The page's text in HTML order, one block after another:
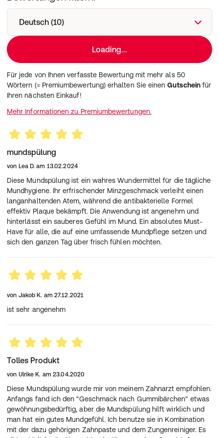
und dem meridol Zahnfleischschutz und Frischer Atem
Zungenreiniger.
und Frischer Atem Mundspülung wurde von Experten
Entzündungen und schlechtem Atem*** zu bekämpfen,
und zwar schnell****. Sie schützt auch vor wiederholtem
Auftreten*.
Zahnfleischschutz Mundspülung bekämpft auch die
Symptome – und bietet 12 Stunden Schutz.
Mundspülung und hat eine wirksame 2-fach Wirkformel,
die sanft ist und eine schnelle antibakterielle
2-FACH WIRKFORMEL: Die 2-fach Wirkformel dieser
Mundspülung enthält Zink und Amine, die
Plaquebakterien, die Hauptursache für
Zahnfleischprobleme und schlechten Atem, bekämpfen
und gleichzeitig die natürliche Widerstandskraft Ihres
Zahnfleisches unterstützen, um es vor dem
Nachwachsen von Plaquebakterien zu schützen.
*Bekämpft Plaquebakterien, bevor Zahnfleischbluten
**Die meridol-Produktfamilie ist eine Empfehlung bei
Zahnärzt:innen im Dez 2019/ Jan 2020, gefragt nach
Marken-Empfehlungen für Mundspülungen im Bereich
***Nach drei Wochen kontinuierlicher Anwendung.
****Bekämpft Plaquebakterien, bevor
Zahnfleischprobleme entstehen, „schnell“ und ""lang
anhaltend"" in Labortests bestätigt.
meridol® SICHERER ATEM sollte in Ergänzung zur
täglichen Mund- und Zahnpflege verwendet werden (2 x
täglich, 15 ml) und ist bereits für Kinder ab 6 Jahren
geeignet, wenn sie das Mundspülen beherrschen.
Inhaltsstoffe nach INCI
Funktion der Inhaltsstoffe
Deutsch (10)
Loading...
Für jede von Ihnen verfasste Bewertung mit mehr als 50
Wörtern (= Premiumbewertung) erhalten Sie einenGutschein für
Ihren nächsten Einkauf!
Mehr Informationen zu Premiumbewertungen.
mundspülung
von Lea D. am 13.02.2024
Diese Mundspülung ist ein wahres Wundermittel für die tägliche
Mundhygiene. Ihr erfrischender Minzgeschmack verleiht einen
langanhaltenden Atem, während die antibakterielle Formel
effektiv Plaque bekämpft. Die Anwendung ist angenehm und
hinterlässt ein sauberes Gefühl im Mund. Ein absolutes Must-
Have für alle, die auf eine umfassende Mundpflege setzen und
sich den ganzen Tag über frisch fühlen möchten.
von Jakob K. am 27.12.2021
ist sehr angenehm
Tolles Produkt
von Ulrike K. am 23.04.2020
Diese Mundspülung wurde mir von meinem Zahnarzt empfohlen.
Anfangs fand ich den "Geschmack nach Gummibärchen" etwas
gewöhnungsbedürftig, aber die Mundspülung hilft wirklich und
man hat ein gutes Mundgefühl. Ich benutze sie in Kombination
mit der dazu gehörigen Zahnpaste und dem Zungenreiniger. Es